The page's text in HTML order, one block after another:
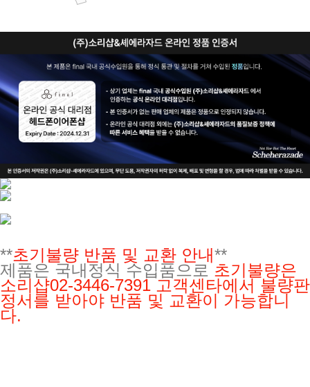
**초기불량 반품 및 교환 안내**
제품은 국내정식 수입품으로 초기불량은
소리샵02-3446-7391 고객센타에서 불량판
정서를 받아야 반품 및 교환이 가능합니
다.